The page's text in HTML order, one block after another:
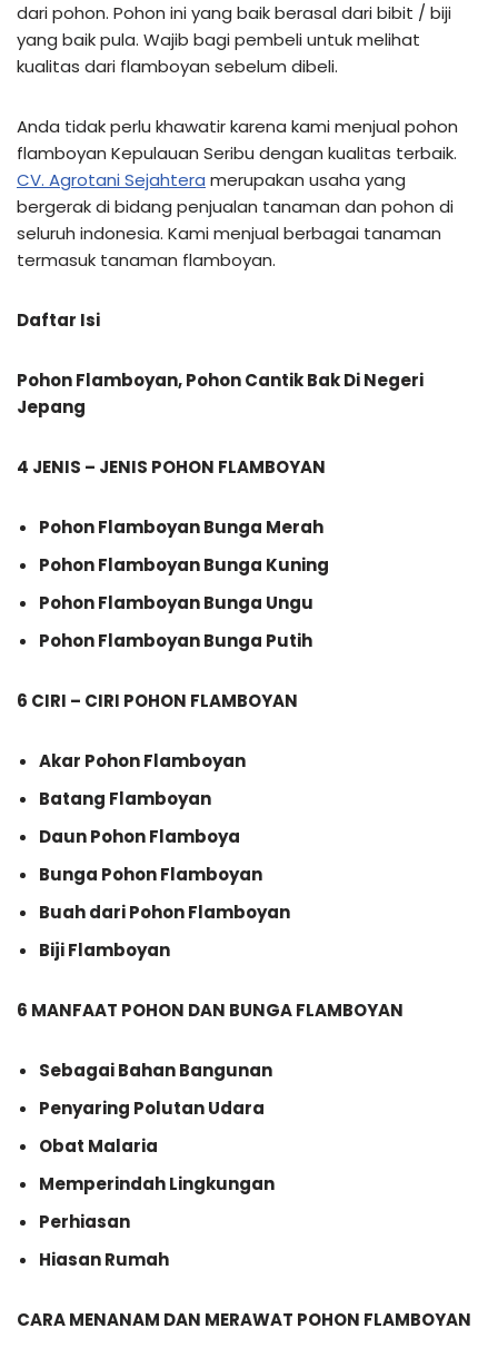
dari pohon. Pohon ini yang baik berasal dari bibit / biji
yang baik pula. Wajib bagi pembeli untuk melihat
kualitas dari flamboyan sebelum dibeli.
Anda tidak perlu khawatir karena kami menjual pohon
flamboyan Kepulauan Seribu dengan kualitas terbaik.
CV. Agrotani Sejahtera merupakan usaha yang
bergerak di bidang penjualan tanaman dan pohon di
seluruh indonesia. Kami menjual berbagai tanaman
termasuk tanaman flamboyan.
Daftar Isi
Pohon Flamboyan, Pohon Cantik Bak Di Negeri
Jepang
4 JENIS – JENIS POHON FLAMBOYAN
Pohon Flamboyan Bunga Merah
Pohon Flamboyan Bunga Kuning
Pohon Flamboyan Bunga Ungu
Pohon Flamboyan Bunga Putih
6 CIRI – CIRI POHON FLAMBOYAN
Akar Pohon Flamboyan
Batang Flamboyan
Daun Pohon Flamboya
Bunga Pohon Flamboyan
Buah dari Pohon Flamboyan
Biji Flamboyan
6 MANFAAT POHON DAN BUNGA FLAMBOYAN
Sebagai Bahan Bangunan
Penyaring Polutan Udara
Obat Malaria
Memperindah Lingkungan
Perhiasan
Hiasan Rumah
CARA MENANAM DAN MERAWAT POHON FLAMBOYAN